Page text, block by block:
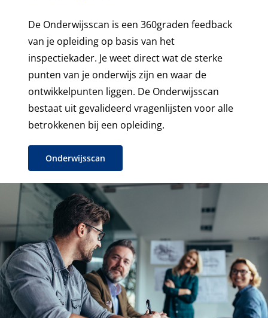
De Onderwijsscan is een 360graden feedback
van je opleiding op basis van het
inspectiekader. Je weet direct wat de sterke
punten van je onderwijs zijn en waar de
ontwikkelpunten liggen. De Onderwijsscan
bestaat uit gevalideerd vragenlijsten voor alle
betrokkenen bij een opleiding.
Onderwijsscan